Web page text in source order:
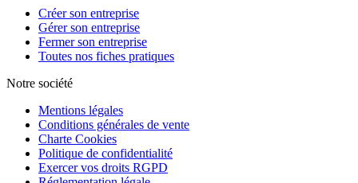
Créer son entreprise
Gérer son entreprise
Fermer son entreprise
Toutes nos fiches pratiques
Notre société
Mentions légales
Conditions générales de vente
Charte Cookies
Politique de confidentialité
Exercer vos droits RGPD